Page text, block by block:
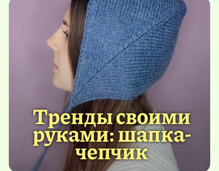
Тренды своими
руками: шапка-
чепчик